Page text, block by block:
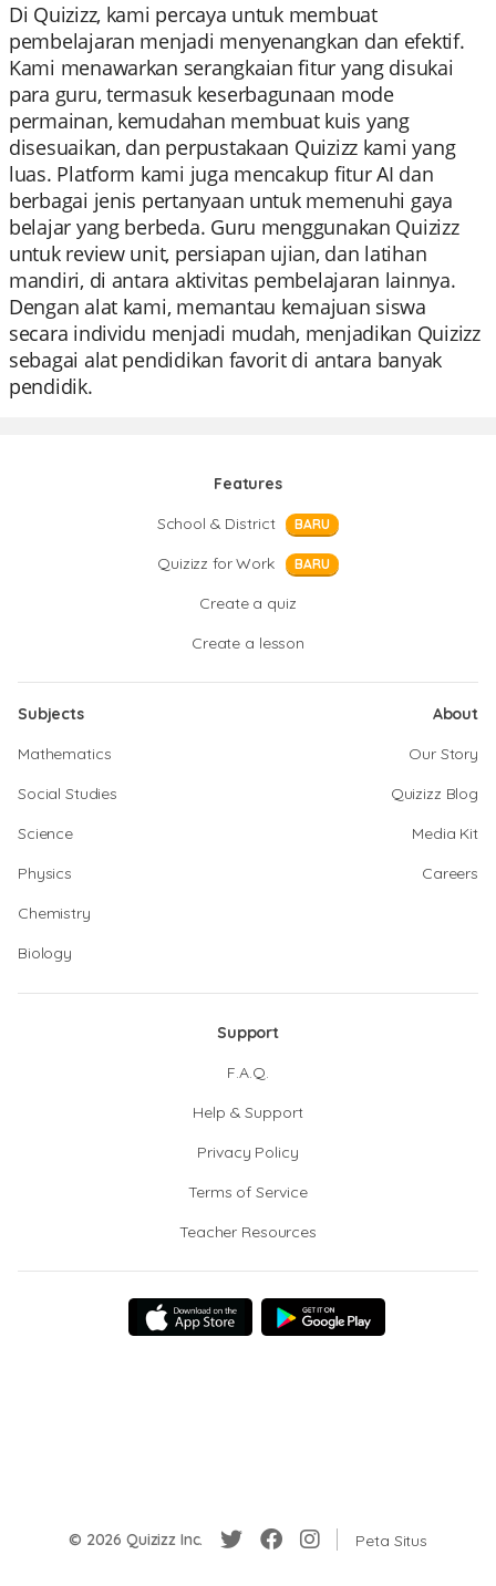
Di Quizizz, kami percaya untuk membuat
pembelajaran menjadi menyenangkan dan efektif.
Kami menawarkan serangkaian fitur yang disukai
para guru, termasuk keserbagunaan mode
permainan, kemudahan membuat kuis yang
disesuaikan, dan perpustakaan Quizizz kami yang
luas. Platform kami juga mencakup fitur AI dan
berbagai jenis pertanyaan untuk memenuhi gaya
belajar yang berbeda. Guru menggunakan Quizizz
untuk review unit, persiapan ujian, dan latihan
mandiri, di antara aktivitas pembelajaran lainnya.
Dengan alat kami, memantau kemajuan siswa
secara individu menjadi mudah, menjadikan Quizizz
sebagai alat pendidikan favorit di antara banyak
pendidik.
Features
School & District
BARU
Quizizz for Work BARU
Create a quiz
Create a lesson
Subjects
Mathematics
Social Studies
Science
Physics
Chemistry
Biology
About
Our Story
Quizizz Blog
Media Kit
Careers
Support
F.A.Q.
Help & Support
Privacy Policy
Terms of Service
Teacher Resources
© 2026 Quizizz Inc. Peta Situs